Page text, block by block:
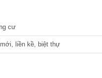
cư
liền kề, biệt thự